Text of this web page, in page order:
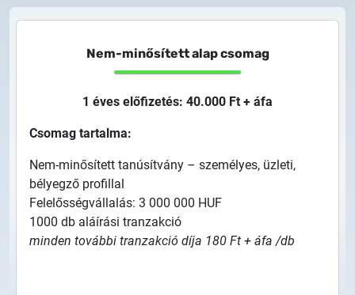
Nem-minősített alap csomag
1 éves előfizetés: 40.000 Ft + áfa
Csomag tartalma:
Nem-minősített tanúsítvány – személyes, üzleti,
bélyegző profillal
Felelősségvállalás: 3 000 000 HUF
1000 db aláírási tranzakció
minden további tranzakció díja 180 Ft + áfa /db